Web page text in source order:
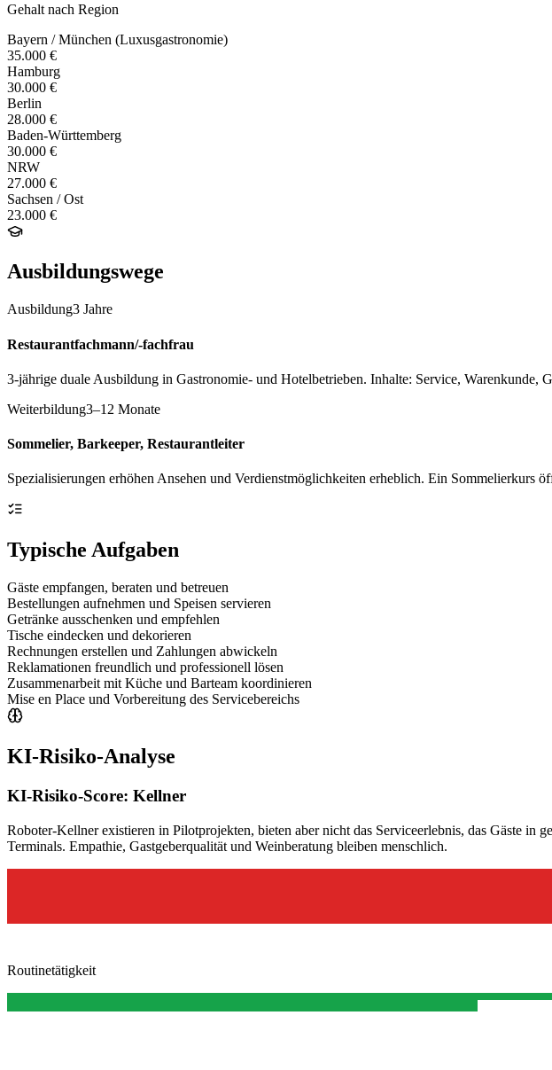
Gehalt nach Region
Bayern / München (Luxusgastronomie)
35.000 €
Hamburg
30.000 €
Berlin
28.000 €
Baden-Württemberg
30.000 €
NRW
27.000 €
Sachsen / Ost
23.000 €
Ausbildungswege
Ausbildung3 Jahre
Restaurantfachmann/-fachfrau
3-jährige duale Ausbildung in Gastronomie- und Hotelbetrieben. Inhalte: Service,
Weiterbildung3–12 Monate
Sommelier, Barkeeper, Restaurantleiter
Spezialisierungen erhöhen Ansehen und Verdienstmöglichkeiten erheblich. Ein Sommelierkurs
Typische Aufgaben
Gäste empfangen, beraten und betreuen
Bestellungen aufnehmen und Speisen servieren
Getränke ausschenken und empfehlen
Tische eindecken und dekorieren
Rechnungen erstellen und Zahlungen abwickeln
Reklamationen freundlich und professionell lösen
Zusammenarbeit mit Küche und Barteam koordinieren
Mise en Place und Vorbereitung des Servicebereichs
KI-Risiko-Analyse
KI-Risiko-Score: Kellner
Roboter-Kellner existieren in Pilotprojekten, bieten aber nicht das Serviceerlebnis, das Gäste in
Terminals. Empathie, Gastgeberqualität und Weinberatung bleiben menschlich.
Routinetätigkeit